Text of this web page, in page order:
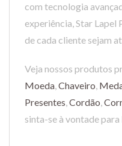
com tecnologia
experiência, Star Lapel
de cada cliente sejam
Veja nossos produtos
Moeda,Chaveiro,
Presentes,Cordão,
sinta-se à vontade para